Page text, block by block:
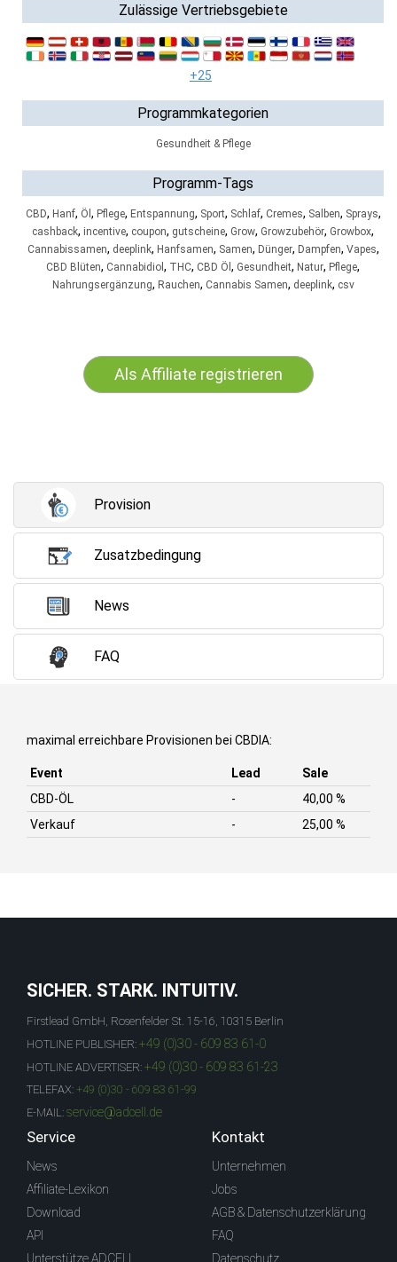
Zulässige Vertriebsgebiete
+25
Programmkategorien
Gesundheit & Pflege
Programm-Tags
CBD, Hanf, Öl , Pflege, Entspannung, Sport, Schlaf, Cremes, Salben, Sprays,
cashback, incentive, coupon, gutscheine, Grow, Growzubehör, Growbox,
Cannabissamen, deeplink, Hanfsamen, Samen, Dünger, Dampfen, Vapes,
CBD Blüten, Cannabidiol , THC, CBD Öl , Gesundheit, Natur, Pflege,
Nahrungsergänzung, Rauchen, Cannabis Samen, deeplink, csv
Als Affiliate registrieren
Provision
Zusatzbedingung
News
FAQ
maximal erreichbare Provisionen bei CBDIA:
Event Lead
Sale
CBD-ÖL
-
40,00 %
Verkauf
- 25,00 %
SICHER. STARK. INTUITIV.
Firstlead GmbH, Rosenfelder St. 15-16, 10315 Berlin
HOTLINE PUBLISHER: +49 (0)30 - 609 83 61-0
HOTLINE ADVERTISER: +49 (0)30 - 609 83 61-23
TELEFAX: +49 (0)30 - 609 83 61-99
E-MAIL: service@adcell.de
Service
News
Affiliate-Lexikon
Download
API
Unterstütze ADCELL
Kontakt
Unternehmen
Jobs
AGB & Datenschutzerklärung
FAQ
Datenschutz